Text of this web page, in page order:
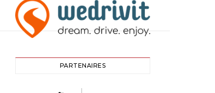
PARTENAIRES